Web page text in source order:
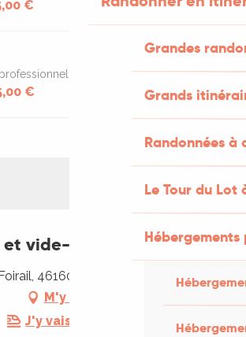
Grandes
Grands
Randonnées
Le Tour du Lot
€
€
et vide-greniers à Cajarc
46160 Cajarc, 46160 Cajarc
M'y rendre
J'y vais en train !